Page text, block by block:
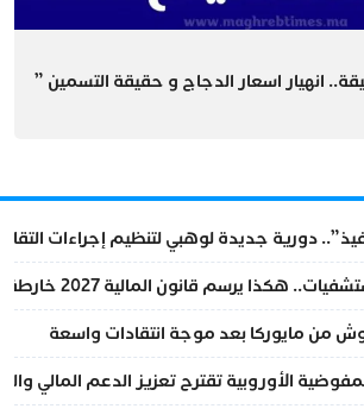
انهيار اسعار الدجاج و حقيقة التسمين ”
دورية جديدة لوهبي لتنظيم إجراءات
يرسم قانون المالية 2027 خارطة المغرب المقبل
من مايوركا بعد موجة انتقادات واسعة
الأوروبية تقترح تعزيز الدعم المالي